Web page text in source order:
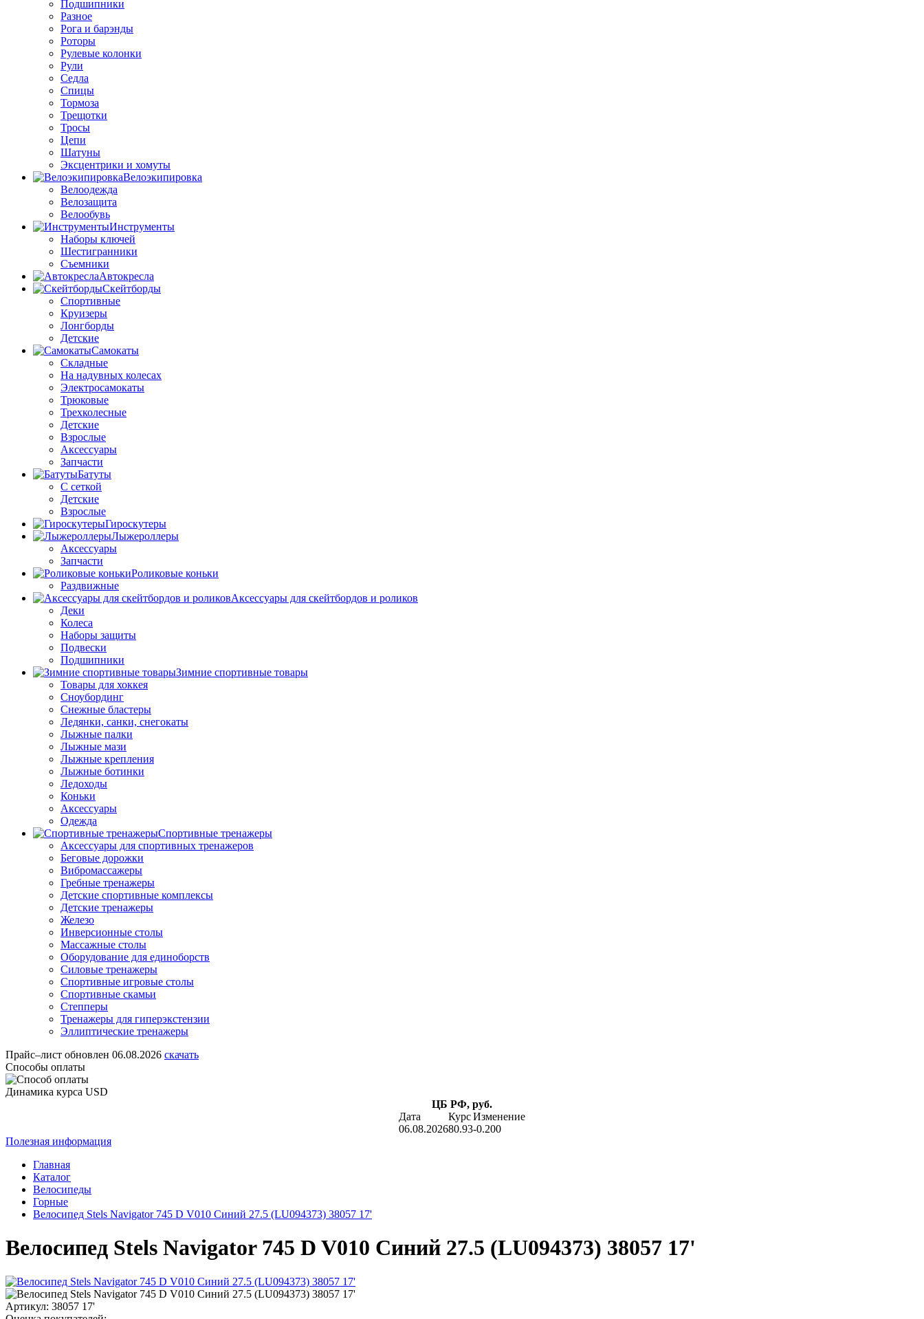
Подшипники
Разное
Рога и барэнды
Роторы
Рулевые колонки
Рули
Седла
Спицы
Тормоза
Трещотки
Тросы
Цепи
Шатуны
Эксцентрики и хомуты
Велоэкипировка
Велоодежда
Велозащита
Велообувь
Инструменты
Наборы ключей
Шестигранники
Съемники
Автокресла
Скейтборды
Спортивные
Круизеры
Лонгборды
Детские
Самокаты
Складные
На надувных колесах
Электросамокаты
Трюковые
Трехколесные
Детские
Взрослые
Аксессуары
Запчасти
Батуты
С сеткой
Детские
Взрослые
Гироскутеры
Лыжероллеры
Аксессуары
Запчасти
Роликовые коньки
Раздвижные
Аксессуары для скейтбордов и роликов
Деки
Колеса
Наборы защиты
Подвески
Подшипники
Зимние спортивные товары
Товары для хоккея
Сноубординг
Снежные бластеры
Ледянки, санки, снегокаты
Лыжные палки
Лыжные мази
Лыжные крепления
Лыжные ботинки
Ледоходы
Коньки
Аксессуары
Одежда
Спортивные тренажеры
Аксессуары для спортивных тренажеров
Беговые дорожки
Вибромассажеры
Гребные тренажеры
Детские спортивные комплексы
Детские тренажеры
Железо
Инверсионные столы
Массажные столы
Оборудование для единоборств
Силовые тренажеры
Спортивные игровые столы
Спортивные скамьи
Степперы
Тренажеры для гиперэкстензии
Эллиптические тренажеры
Прайс–лист обновлен 06.08.2026 скачать
Способы оплаты
Динамика курса USD
ЦБ РФ, руб.
Дата
КурсИзменение
06.08.202680.93-0.200
Полезная информация
Главная
Каталог
Велосипеды
Горные
Велосипед Stels Navigator 745 D V010 Синий 27.5 (LU094373) 38057 17'
Велосипед Stels Navigator 745 D V010 Синий 27.5 (LU094373) 38057 17'
Артикул: 38057 17'